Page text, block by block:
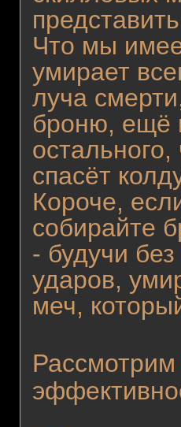
Что мы
умирает
луча
броню, ещё
спасёт
Короче,
собирайте
- будучи
ударов,
меч,
Рассмотрим